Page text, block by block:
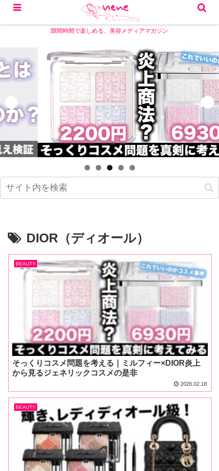
隙間時間で楽しめる、美容メディアマガジン
DIOR（ディオール）
BEAUTY
そっくりコスメ問題を考える｜ミルフィー×DIOR炎上
から見るジェネリックコスメの是非
2026.02.18
BEAUTY